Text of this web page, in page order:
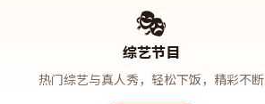
🎭
综艺节目
热门综艺与真人秀，轻松下饭，精彩不断